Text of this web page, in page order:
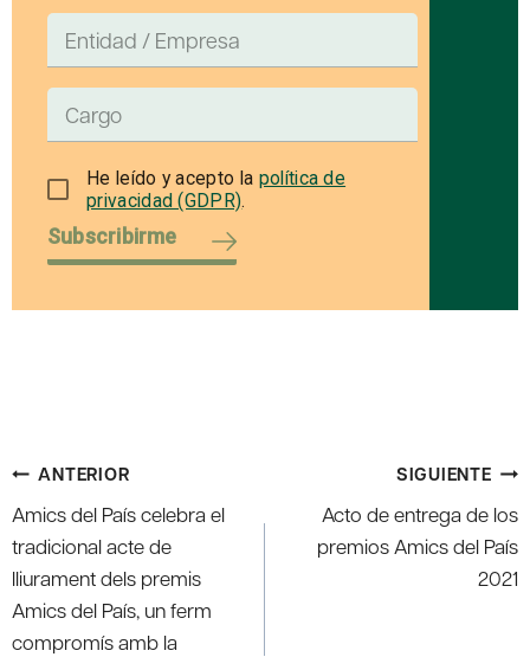
He leído y acepto la política de
privacidad (GDPR).
Subscribirme
Navegación
de
entradas
ANTERIOR
Amics del País celebra el
tradicional acte de
lliurament dels premis
Amics del País, un ferm
compromís amb la
SIGUIENTE
Acto de entrega de los
premios Amics del País
2021